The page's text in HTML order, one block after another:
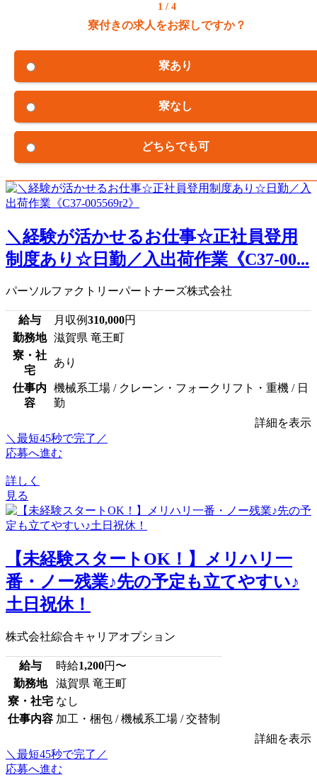
1 / 4
寮付きの求人をお探しですか？
寮あり
寮なし
どちらでも可
＼経験が活かせるお仕事☆正社員登用
制度あり☆日勤／入出荷作業《C37-00...
パーソルファクトリーパートナーズ株式会社
給与 月収例310,000円
勤務地
滋賀県 竜王町
寮・社
宅
あり
仕事内
容
機械系工場 / クレーン・フォークリフト・重機 / 日
勤
詳細を表示
＼最短45秒で完了／
応募へ進む
詳しく
見る
【未経験スタートOK！】メリハリ一
番・ノー残業♪先の予定も立てやすい♪
土日祝休！
株式会社綜合キャリアオプション
給与 時給1,200円〜
勤務地
滋賀県 竜王町
寮・社宅 なし
仕事内容 加工・梱包 / 機械系工場 / 交替制
詳細を表示
＼最短45秒で完了／
応募へ進む